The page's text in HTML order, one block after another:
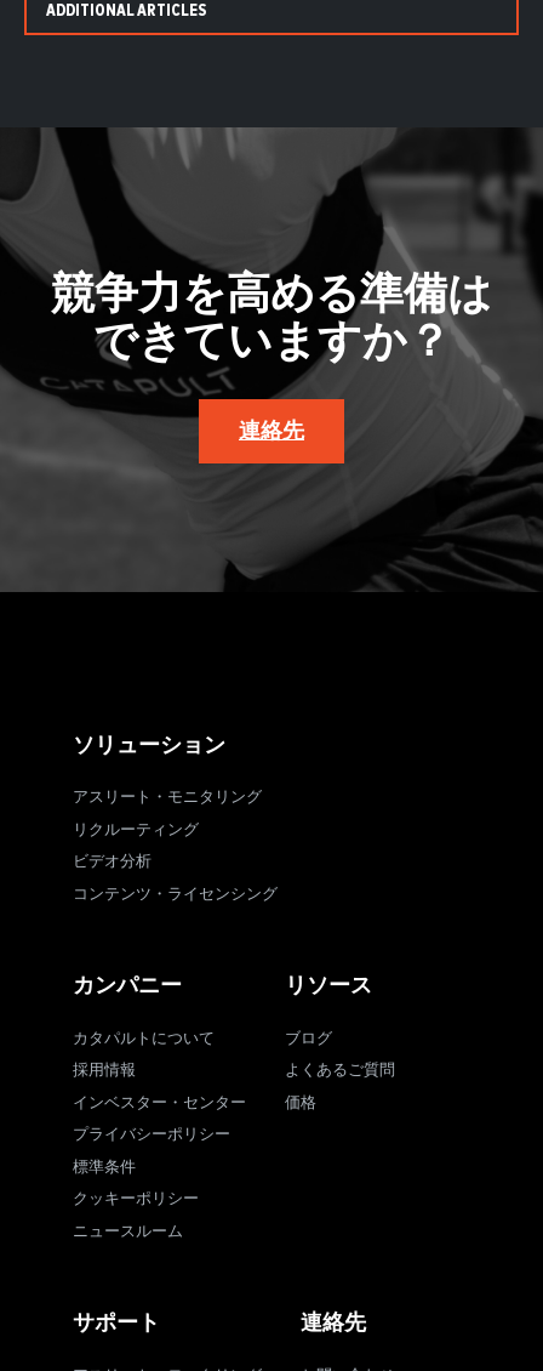
ADDITIONAL ARTICLES
競争力を高める準備は
できていますか？
連絡先
ソリューション
アスリート・モニタリング
リクルーティング
ビデオ分析
コンテンツ・ライセンシング
カンパニー
カタパルトについて
採用情報
インベスター・センター
プライバシーポリシー
標準条件
クッキーポリシー
ニュースルーム
リソース
ブログ
よくあるご質問
価格
サポート 連絡先